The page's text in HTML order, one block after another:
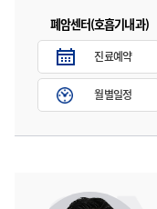
폐암센터(호흡기내과)
진료예약
월별일정